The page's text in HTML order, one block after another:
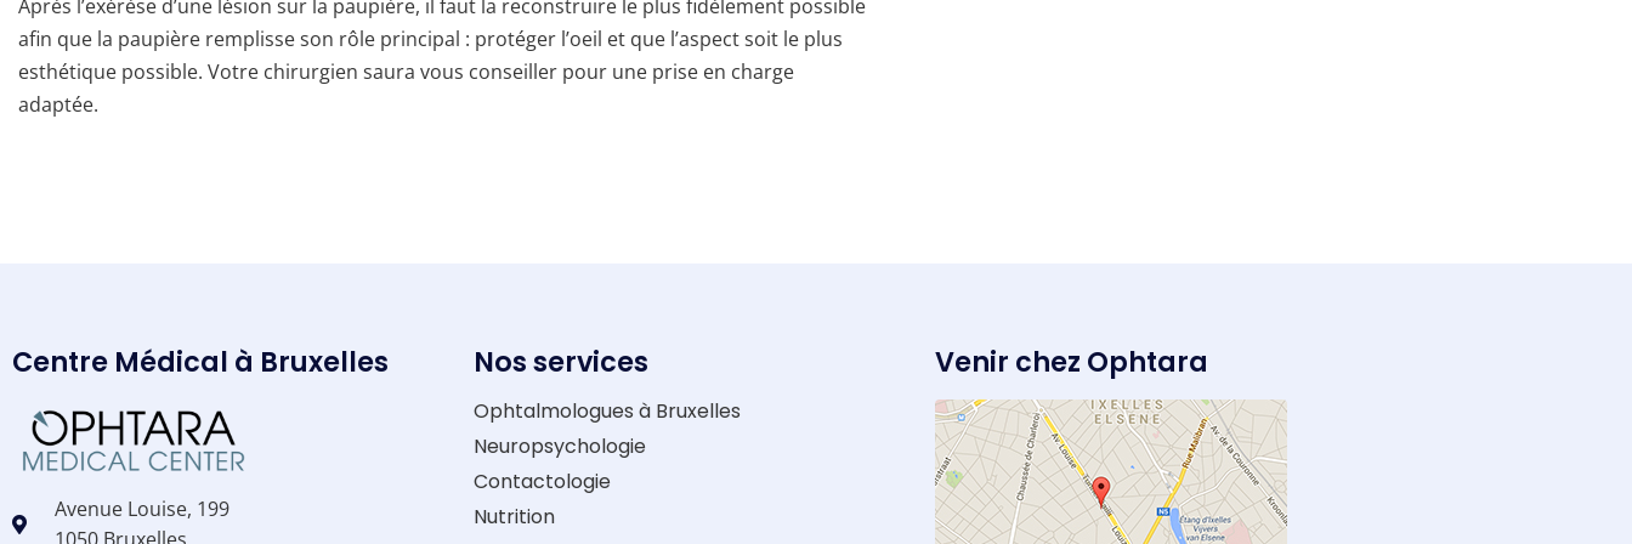
Après l’exérèse d’une lésion sur la paupière, il faut la reconstruire le plus fidèlement possible
afin que la paupière remplisse son rôle principal : protéger l’oeil et que l’aspect soit le plus
esthétique possible. Votre chirurgien saura vous conseiller pour une prise en charge
adaptée.
Centre Médical à Bruxelles
Avenue Louise, 199
Nos services
Ophtalmologues à Bruxelles
Neuropsychologie
Contactologie
Nutrition
Venir chez Ophtara